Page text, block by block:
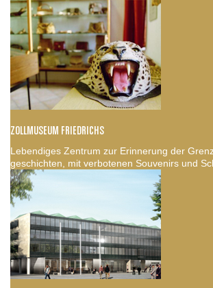
ZOLLMUSEUM FRIEDRICHS
Lebendiges Zentrum zur Erinnerung der
geschichten, mit verbotenen Souvenirs und